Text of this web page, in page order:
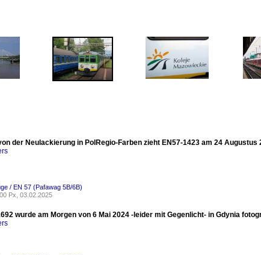
der Neulackierung in PolRegio-Farben zieht EN57-1423 am 24
/ EN 57 (Pafawag 5B/6B)
Px, 03.02.2025
wurde am Morgen von 6 Mai 2024 -leider mit Gegenlicht- in Gdynia